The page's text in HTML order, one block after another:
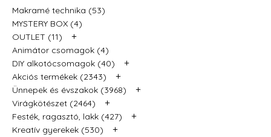
Makramé technika (53)
MYSTERY BOX (4)
OUTLET (11)
+
Animátor csomagok (4)
DIY alkotócsomagok (40)
+
Akciós termékek (2343) +
Ünnepek és évszakok (3968) +
Virágkötészet (2464) +
Festék, ragasztó, lakk (427) +
Kreatív gyerekek (530) +